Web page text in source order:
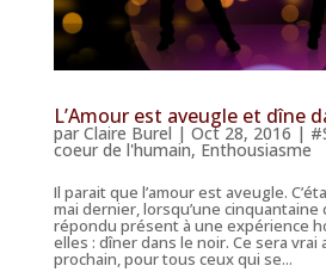
L’Amour est aveugle et dîne
par Claire Burel | Oct 28, 2016 |
coeur de l'humain, Enthousiasme
Il parait que l’amour est aveugle.
mai dernier, lorsqu’une
répondu présent à une expérience
elles : dîner dans le noir. Ce sera vrai
prochain, pour tous ceux qui se...